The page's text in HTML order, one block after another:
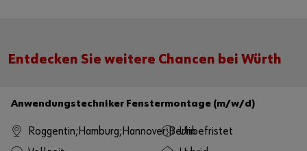
Entdecken Sie weitere Chancen bei Würth
Anwendungstechniker Fenstermontage (m/w/d)
Roggentin;Hamburg;Hannover;BerlinUnbefristet